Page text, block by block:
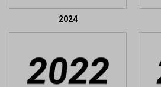
2024